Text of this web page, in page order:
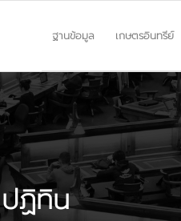
ฐานข้อมูล เกษตรอินทรีย์
ปฏิทิน